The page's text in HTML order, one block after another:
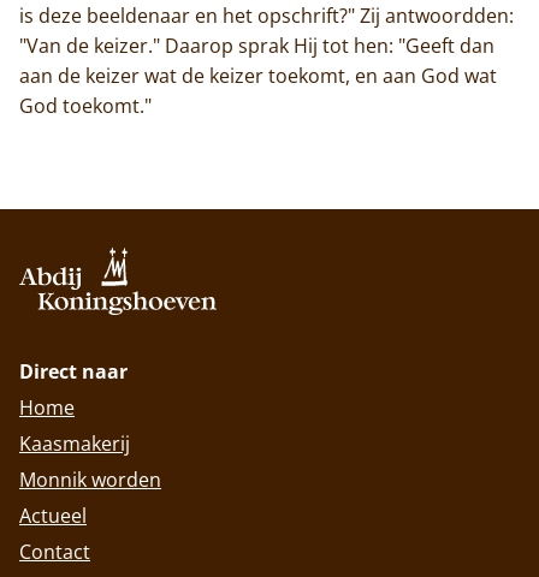
is deze beeldenaar en het opschrift?" Zij antwoordden:
"Van de keizer." Daarop sprak Hij tot hen: "Geeft dan
aan de keizer wat de keizer toekomt, en aan God wat
God toekomt."
Direct naar
Home
Kaasmakerij
Monnik worden
Actueel
Contact